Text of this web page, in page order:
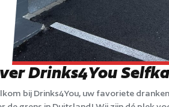
Drinks4You
bij Drinks4You, uw favoriete